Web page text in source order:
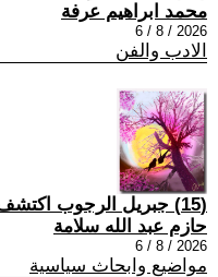
محمد ابراهيم عرفة
2026 / 8 / 6
الادب والفن
(15) جبريل الرجوب اكتشف فجأة أن غزة تُذبح!
حازم عبد الله سلامة
2026 / 8 / 6
مواضيع وابحاث سياسية